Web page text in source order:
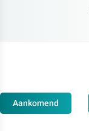
Aankomend